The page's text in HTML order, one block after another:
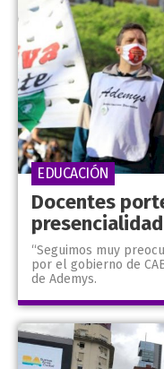
Docentes
“Seguimos muy
por el gobierno de
de Ademys.
EDUCACIÓN